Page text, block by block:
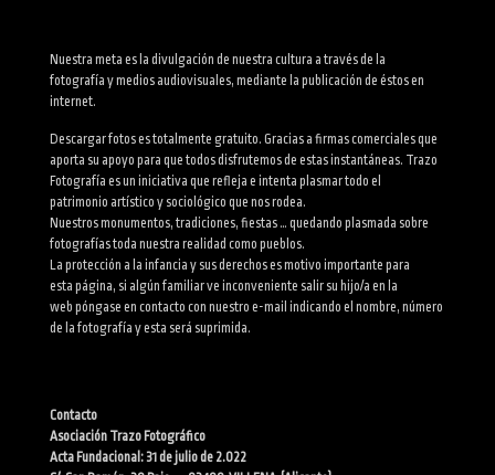
Nuestra meta es la divulgación de nuestra cultura a través de la
fotografía y medios audiovisuales, mediante la publicación de éstos en
internet.
Descargar fotos es totalmente gratuito. Gracias a firmas comerciales que
aporta su apoyo para que todos disfrutemos de estas instantáneas. Trazo
Fotografía es un iniciativa que refleja e intenta plasmar todo el
patrimonio artístico y sociológico que nos rodea.
Nuestros monumentos, tradiciones, fiestas … quedando plasmada sobre
fotografías toda nuestra realidad como pueblos.
La protección a la infancia y sus derechos es motivo importante para
esta página, si algún familiar ve inconveniente salir su hijo/a en la
web póngase en contacto con nuestro e-mail indicando el nombre, número
de la fotografía y esta será suprimida.
Contacto
Asociación Trazo Fotográfico
Acta Fundacional: 31 de julio de 2.022